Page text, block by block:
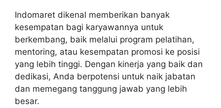
Indomaret dikenal memberikan banyak
kesempatan bagi karyawannya untuk
berkembang, baik melalui program pelatihan,
mentoring, atau kesempatan promosi ke posisi
yang lebih tinggi. Dengan kinerja yang baik dan
dedikasi, Anda berpotensi untuk naik jabatan
dan memegang tanggung jawab yang lebih
besar.